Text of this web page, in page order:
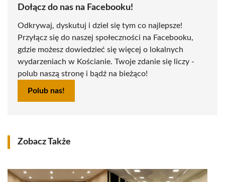
Dołącz do nas na Facebooku!
Odkrywaj, dyskutuj i dziel się tym co najlepsze!
Przyłącz się do naszej społeczności na Facebooku,
gdzie możesz dowiedzieć się więcej o lokalnych
wydarzeniach w Kościanie. Twoje zdanie się liczy -
polub naszą stronę i bądź na bieżąco!
Polub nas!
Zobacz Także